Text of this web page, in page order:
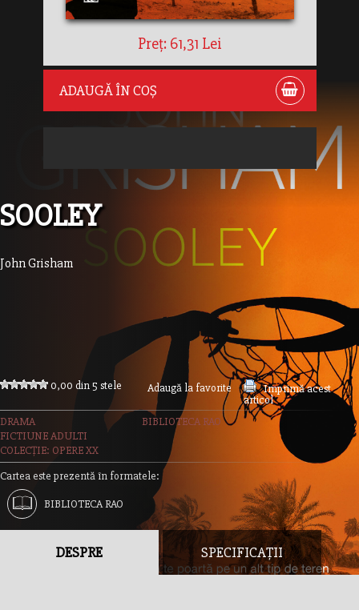
Preț: 61,31 Lei
ADAUGĂ ÎN COȘ
SOOLEY
John Grisham
0,00 din 5 stele Adaugă la favorite
Imprimă acest
articol
DRAMA
BIBLIOTECA RAO
FICTIUNE ADULTI
COLECȚIE: OPERE XX
Cartea este prezentă în formatele:
BIBLIOTECA RAO
DESPRE SPECIFICAȚII